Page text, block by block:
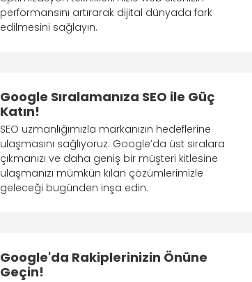
performansını artırarak dijital dünyada fark
edilmesini sağlayın.
Google Sıralamanıza SEO ile Güç
Katın!
SEO uzmanlığımızla markanızın hedeflerine
ulaşmasını sağlıyoruz. Google’da üst sıralara
çıkmanızı ve daha geniş bir müşteri kitlesine
ulaşmanızı mümkün kılan çözümlerimizle
geleceği bugünden inşa edin.
Google'da Rakiplerinizin Önüne
Geçin!